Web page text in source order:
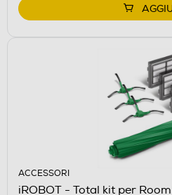
ACCESSORI
iROBOT - Total kit per